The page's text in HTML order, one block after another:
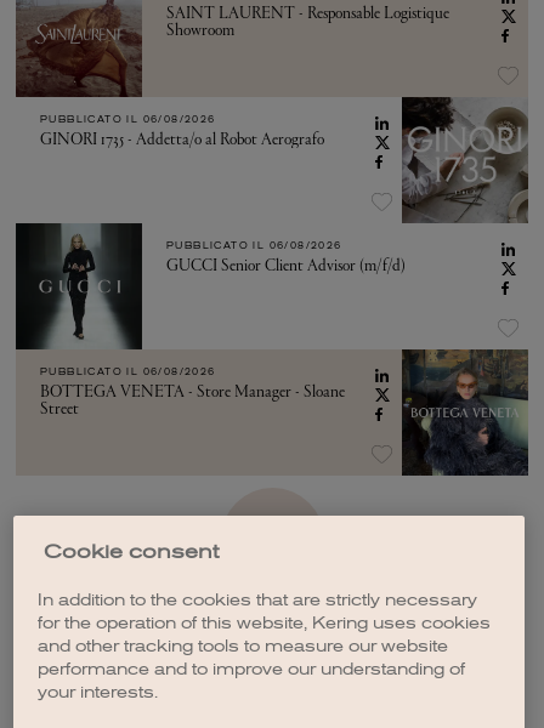
SAINT LAURENT - Responsable Logistique
Showroom
PUBBLICATO IL 06/08/2026
GINORI 1735 - Addetta/o al Robot Aerografo
PUBBLICATO IL 06/08/2026
GUCCI Senior Client Advisor (m/f/d)
PUBBLICATO IL 06/08/2026
BOTTEGA VENETA - Store Manager - Sloane
Street
Cookie consent
In addition to the cookies that are strictly necessary
for the operation of this website, Kering uses cookies
and other tracking tools to measure our website
performance and to improve our understanding of
your interests.